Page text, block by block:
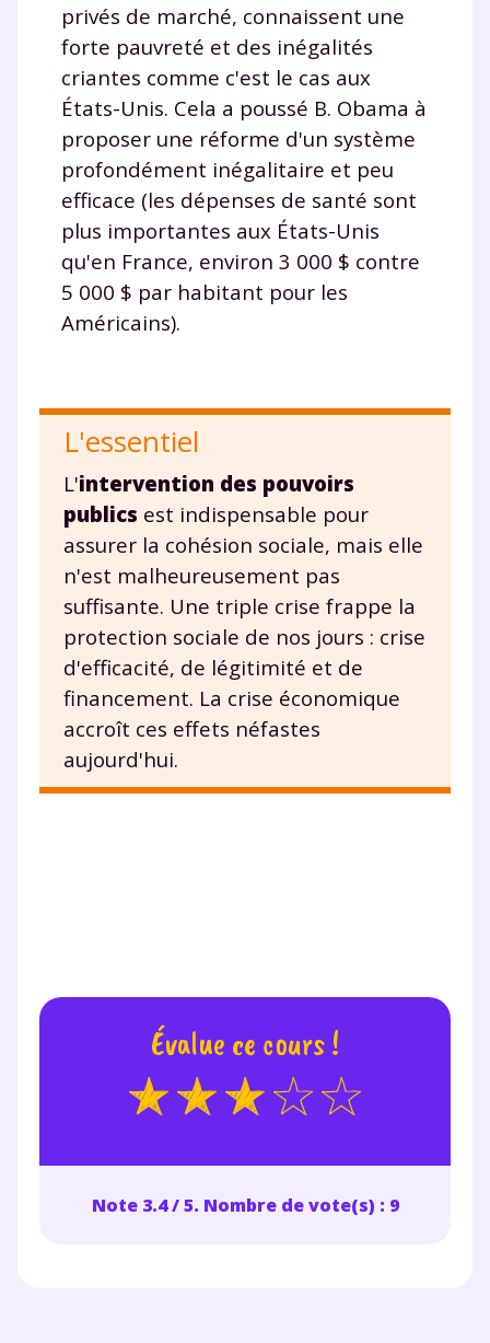
privés de marché, connaissent une
forte pauvreté et des inégalités
criantes comme c'est le cas aux
États-Unis. Cela a poussé B. Obama à
proposer une réforme d'un système
profondément inégalitaire et peu
efficace (les dépenses de santé sont
plus importantes aux États-Unis
qu'en France, environ 3 000 $ contre
5 000 $ par habitant pour les
Américains).
L'essentiel
L'intervention des pouvoirs
publics est indispensable pour
assurer la cohésion sociale, mais elle
n'est malheureusement pas
suffisante. Une triple crise frappe la
protection sociale de nos jours : crise
d'efficacité, de légitimité et de
financement. La crise économique
accroît ces effets néfastes
aujourd'hui.
Évalue ce cours !
Note 3.4 / 5. Nombre de vote(s) : 9
TESTER GRATUITEMENT
* Votre code d'accès sera envoyé à cette adresse e-mail. En
renseignant votre e-mail, vous consentez à ce que vos
données à caractère personnel soient traitées par SEJER, sous
la marque myMaxicours, afin que SEJER puisse vous donner
accès au service de soutien scolaire pendant 24h. Pour en
savoir plus sur la gestion de vos données personnelles et
pour exercer vos droits, vous pouvez consulter
notre
charte.
J’accepte de recevoir les actualités et des
communications de la part de
myMaxicours.
désinscrire à tout moment, à travers le lien de
désinscription présent dans chaque newsletter. Pour
en savoir plus sur la gestion de vos données
personnelles et pour exercer vos droits, vous pouvez
consulternotre charte.